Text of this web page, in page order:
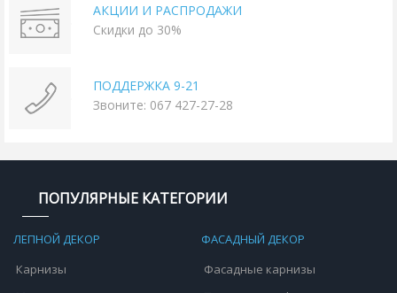
АКЦИИ И РАСПРОДАЖИ
Скидки до 30%
ПОДДЕРЖКА 9-21
Звоните: 067 427-27-28
ПОПУЛЯРНЫЕ КАТЕГОРИИ
ЛЕПНОЙ ДЕКОР
Карнизы
ФАСАДНЫЙ ДЕКОР
Фасадные карнизы